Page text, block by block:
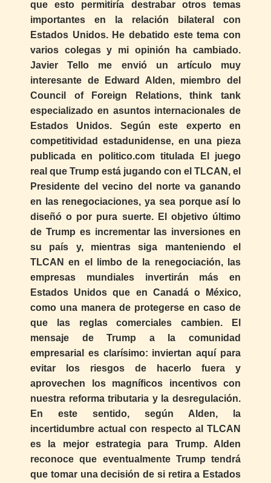
que esto permitiría destrabar otros temas
importantes en la relación bilateral con
Estados Unidos. He debatido este tema con
varios colegas y mi opinión ha cambiado.
Javier Tello me envió un artículo muy
interesante de Edward Alden, miembro del
Council of Foreign Relations, think tank
especializado en asuntos internacionales de
Estados Unidos. Según este experto en
competitividad estadunidense, en una pieza
publicada en politico.com titulada El juego
real que Trump está jugando con el TLCAN, el
Presidente del vecino del norte va ganando
en las renegociaciones, ya sea porque así lo
diseñó o por pura suerte. El objetivo último
de Trump es incrementar las inversiones en
su país y, mientras siga manteniendo el
TLCAN en el limbo de la renegociación, las
empresas mundiales invertirán más en
Estados Unidos que en Canadá o México,
como una manera de protegerse en caso de
que las reglas comerciales cambien. El
mensaje de Trump a la comunidad
empresarial es clarísimo: inviertan aquí para
evitar los riesgos de hacerlo fuera y
aprovechen los magníficos incentivos con
nuestra reforma tributaria y la desregulación.
En este sentido, según Alden, la
incertidumbre actual con respecto al TLCAN
es la mejor estrategia para Trump. Alden
reconoce que eventualmente Trump tendrá
que tomar una decisión de si retira a Estados